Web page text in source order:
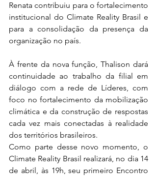
Renata contribuiu para o fortalecimento
institucional do Climate Reality Brasil e
para a consolidação da presença da
organização no país.
À frente da nova função, Thalison dará
continuidade ao trabalho da filial em
diálogo com a rede de Líderes, com
foco no fortalecimento da mobilização
climática e da construção de respostas
cada vez mais conectadas à realidade
dos territórios brasileiros.
Como parte desse novo momento, o
Climate Reality Brasil realizará, no dia 14
de abril, às 19h, seu primeiro Encontro